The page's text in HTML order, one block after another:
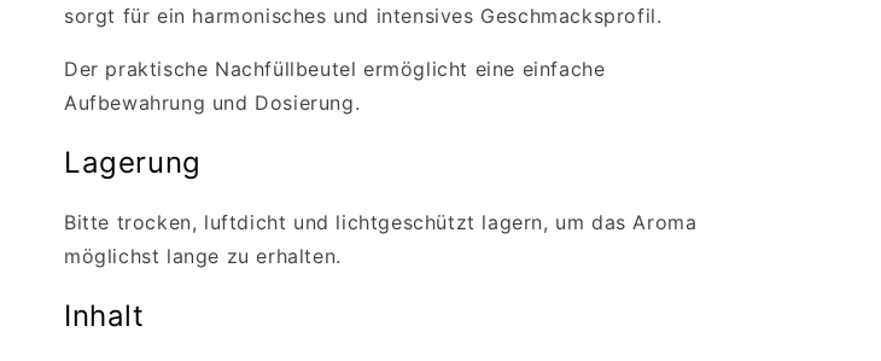
sorgt für ein harmonisches und intensives Geschmacksprofil.
Der praktische Nachfüllbeutel ermöglicht eine einfache
Aufbewahrung und Dosierung.
Lagerung
Bitte trocken, luftdicht und lichtgeschützt lagern, um das Aroma
möglichst lange zu erhalten.
Inhalt